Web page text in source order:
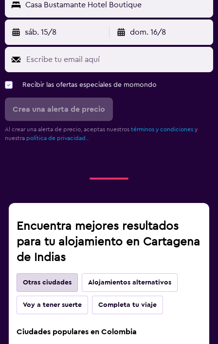
Casa Bustamante Hotel Boutique
sáb. 15/8 dom. 16/8
Recibir las ofertas especiales de momondo
Crea una alerta de precio
Al crear una alerta de precio, aceptas nuestros términos y condiciones y
nuestra política de privacidad.
Encuentra mejores resultados
para tu alojamiento en Cartagena
de Indias
Otras ciudades Alojamientos alternativos
Voy a tener suerte Completa tu viaje
Ciudades populares en Colombia